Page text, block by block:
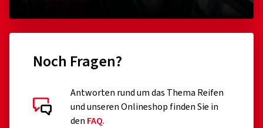
Noch Fragen?
Antworten rund um das Thema Reifen
und unseren Onlineshop finden Sie in
den FAQ.